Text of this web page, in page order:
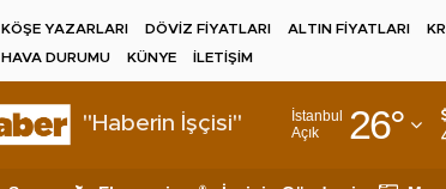
KÖŞE YAZARLARI DÖVİZ FİYATLARI ALTIN FİYATLARI
HAVA DURUMU
KÜNYE İLETİŞİM
"Haberin İşçisi"
İstanbul
Açık
26°
Adıyaman